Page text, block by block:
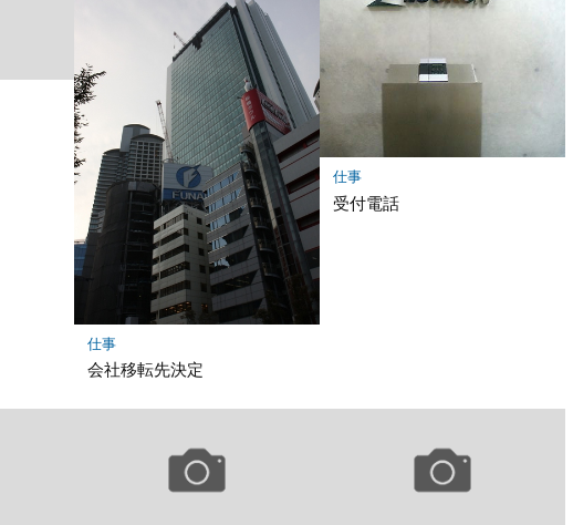
仕事
会社移転先決定
仕事
受付電話